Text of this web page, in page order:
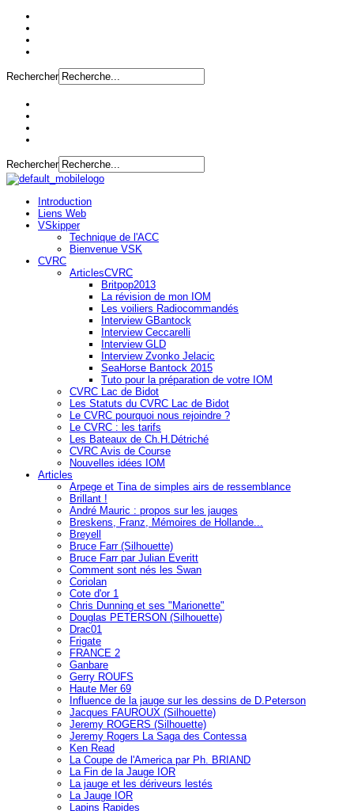
Rechercher
Rechercher
Introduction
Liens Web
VSkipper
Technique de l'ACC
Bienvenue VSK
CVRC
ArticlesCVRC
Britpop2013
La révision de mon IOM
Les voiliers Radiocommandés
Interview GBantock
Interview Ceccarelli
Interview GLD
Interview Zvonko Jelacic
SeaHorse Bantock 2015
Tuto pour la préparation de votre IOM
CVRC Lac de Bidot
Les Statuts du CVRC Lac de Bidot
Le CVRC pourquoi nous rejoindre ?
Le CVRC : les tarifs
Les Bateaux de Ch.H.Détriché
CVRC Avis de Course
Nouvelles idées IOM
Articles
Arpege et Tina de simples airs de ressemblance
Brillant !
André Mauric : propos sur les jauges
Breskens, Franz, Mémoires de Hollande...
Breyell
Bruce Farr (Silhouette)
Bruce Farr par Julian Everitt
Comment sont nés les Swan
Coriolan
Cote d'or 1
Chris Dunning et ses "Marionette"
Douglas PETERSON (Silhouette)
Drac01
Frigate
FRANCE 2
Ganbare
Gerry ROUFS
Haute Mer 69
Influence de la jauge sur les dessins de D.Peterson
Jacques FAUROUX (Silhouette)
Jeremy ROGERS (Silhouette)
Jeremy Rogers La Saga des Contessa
Ken Read
La Coupe de l'America par Ph. BRIAND
La Fin de la Jauge IOR
La jauge et les dériveurs lestés
La Jauge IOR
Lapins Rapides